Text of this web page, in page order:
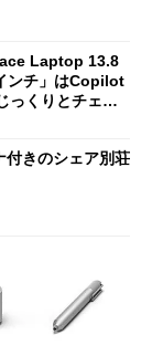
Laptop 13.8
ンチ」はCopilot
っくりとチェッ
付きのシェア別荘